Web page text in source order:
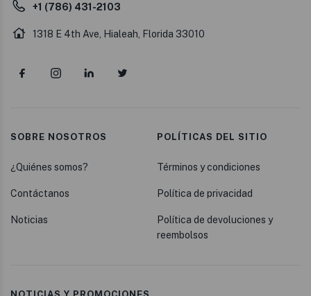
+1 (786) 431-2103
1318 E 4th Ave, Hialeah, Florida 33010
SOBRE NOSOTROS
¿Quiénes somos?
Contáctanos
Noticias
POLÍTICAS DEL SITIO
Términos y condiciones
Política de privacidad
Política de devoluciones y
reembolsos